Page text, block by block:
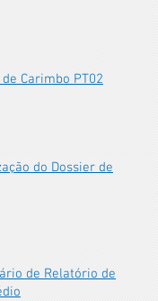
Carimbo PT02
do Dossier de
de Relatório de